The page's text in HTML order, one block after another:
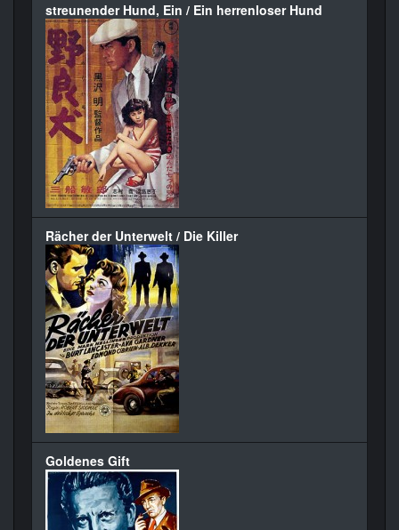
streunender Hund, Ein / Ein herrenloser Hund
Rächer der Unterwelt / Die Killer
Goldenes Gift